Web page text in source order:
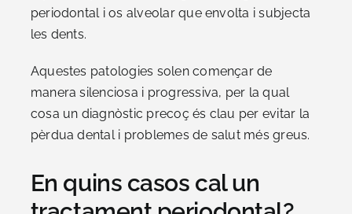
periodontal i os alveolar que envolta i subjecta
les dents.
Aquestes patologies solen començar de
manera silenciosa i progressiva, per la qual
cosa un diagnòstic precoç és clau per evitar la
pèrdua dental i problemes de salut més greus.
En quins casos cal un